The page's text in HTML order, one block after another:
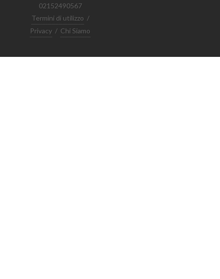
02152490567
Termini di utilizzo /
Privacy / Chi Siamo